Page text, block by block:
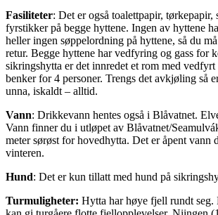
Fasiliteter: Det er også toalettpapir, tørkepapir,
fyrstikker på begge hyttene. Ingen av hyttene
heller ingen søppelordning på hyttene, så du
retur. Begge hyttene har vedfyring og gass for
sikringshytta er det innredet et rom med vedfyrt
benker for 4 personer. Trengs det avkjøling så
unna, iskaldt – alltid.
Vann: Drikkevann hentes også i Blåvatnet.
Vann finner du i utløpet av Blåvatnet/
meter sørøst for hovedhytta. Det er åpent vann
vinteren.
Hund: Det er kun tillatt med hund på
Turmuligheter: Hytta har høye fjell rundt seg.